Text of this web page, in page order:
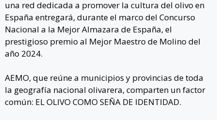
una red dedicada a promover la cultura del olivo en
España entregará, durante el marco del Concurso
Nacional a la Mejor Almazara de España, el
prestigioso premio al Mejor Maestro de Molino del
año 2024.
AEMO, que reúne a municipios y provincias de toda
la geografía nacional olivarera, comparten un factor
común: EL OLIVO COMO SEÑA DE IDENTIDAD.